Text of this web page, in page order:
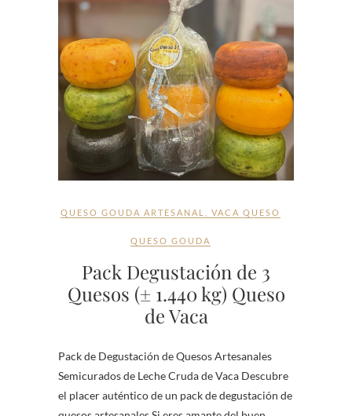
QUESO GOUDA ARTESANAL VACA QUESO
QUESO GOUDA
Pack Degustación de 3
Quesos (± 1.440 kg) Queso
de Vaca
Pack de Degustación de Quesos Artesanales
Semicurados de Leche Cruda de Vaca Descubre
el placer auténtico de un pack de degustación de